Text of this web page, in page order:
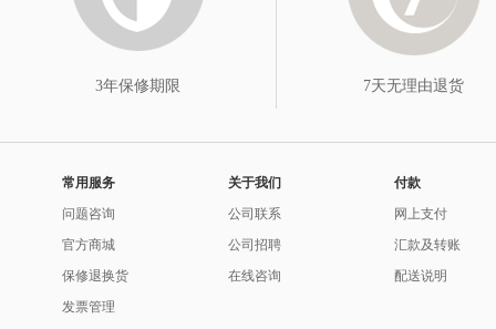
3年保修期限 7天无理由退货
常用服务
问题咨询
官方商城
保修退换货
发票管理
关于我们
公司联系
公司招聘
在线咨询
付款
网上支付
汇款及转账
配送说明